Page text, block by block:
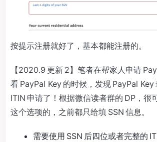
按提示注册就好了，基本都能注册的。
【2020.9 更新 2】笔者在帮家人申请
看 PayPal Key 的时候，发现 PayPal Key
ITIN 申请了！根据微信读者群的 DP，很
这个选项的，之前都只给填 SSN 信息。
需要使用 SSN 后四位或者完整的